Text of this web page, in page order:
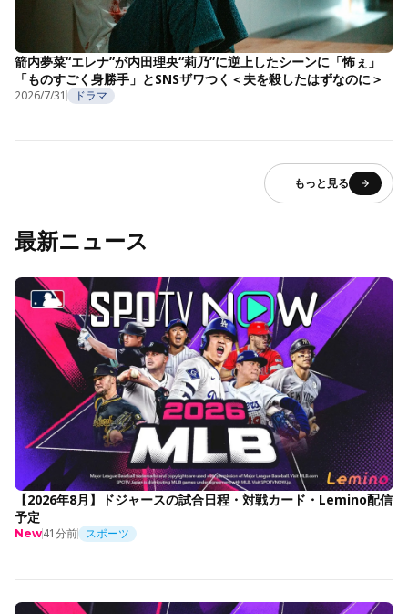
箭内夢菜“エレナ”が内田理央“莉乃”に逆上したシーンに「怖ぇ」
「ものすごく身勝手」とSNSザワつく＜夫を殺したはずなのに＞
2026/7/31 ドラマ
もっと見る
最新ニュース
【2026年8月】ドジャースの試合日程・対戦カード・Lemino配信
予定
New41分前 スポーツ